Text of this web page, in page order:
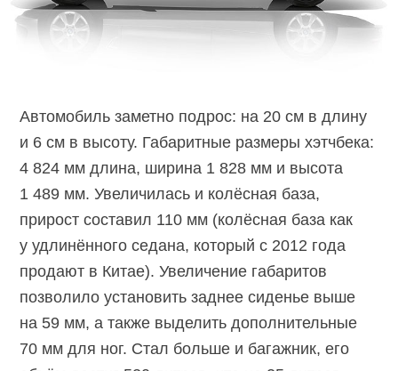
Автомобиль заметно подрос: на 20 см в длину
и 6 см в высоту. Габаритные размеры хэтчбека:
4 824 мм длина, ширина 1 828 мм и высота
1 489 мм. Увеличилась и колёсная база,
прирост составил 110 мм (колёсная база как
у удлинённого седана, который с 2012 года
продают в Китае). Увеличение габаритов
позволило установить заднее сиденье выше
на 59 мм, а также выделить дополнительные
70 мм для ног. Стал больше и багажник, его